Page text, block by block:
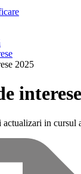
2025
actualizari in cursul